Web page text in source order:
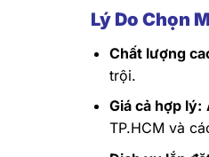
Lý Do Chọn
Chất lượng
trội.
Giá cả hợp lý:
TP.HCM và